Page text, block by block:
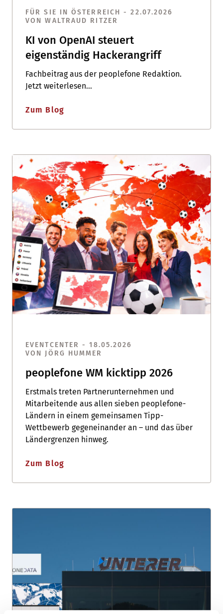
FÜR SIE IN ÖSTERREICH - 22.07.2026
VON WALTRAUD RITZER
KI von OpenAI steuert
eigenständig Hackerangriff
Fachbeitrag aus der peoplefone Redaktion.
Jetzt weiterlesen...
Zum Blog
EVENTCENTER - 18.05.2026
VON JÖRG HUMMER
peoplefone WM kicktipp 2026
Erstmals treten Partnerunternehmen und
Mitarbeitende aus allen sieben peoplefone-
Ländern in einem gemeinsamen Tipp-
Wettbewerb gegeneinander an – und das über
Ländergrenzen hinweg.
Zum Blog